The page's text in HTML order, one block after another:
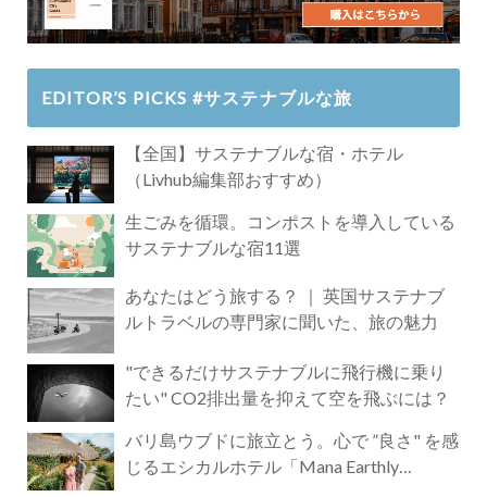
EDITOR’S PICKS #サステナブルな旅
【全国】サステナブルな宿・ホテル
（Livhub編集部おすすめ）
生ごみを循環。コンポストを導入している
サステナブルな宿11選
あなたはどう旅する？ ｜ 英国サステナブ
ルトラベルの専門家に聞いた、旅の魅力
"できるだけサステナブルに飛行機に乗り
たい" CO2排出量を抑えて空を飛ぶには？
バリ島ウブドに旅立とう。心で ”良さ" を感
じるエシカルホテル「Mana Earthly